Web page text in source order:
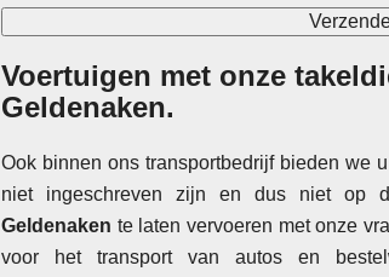
Voertuigen met onze
Geldenaken.
Ook binnen ons transportbedrijf bieden we
niet ingeschreven zijn en dus niet op
Geldenaken te laten vervoeren met onze
voor het transport van autos en